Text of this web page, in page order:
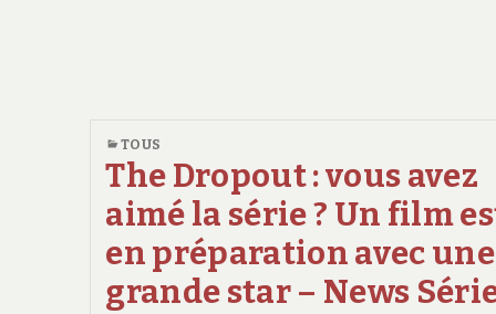
TOUS
The Dropout : vous avez
aimé la série ? Un film
en préparation avec une
grande star – News